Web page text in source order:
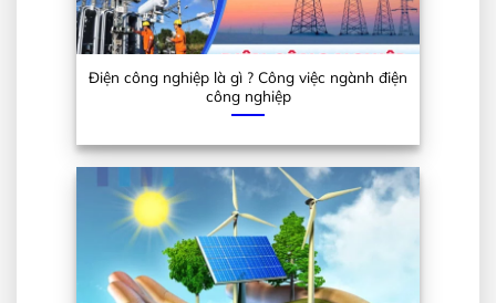
Điện công nghiệp là gì ? Công việc ngành điện
công nghiệp